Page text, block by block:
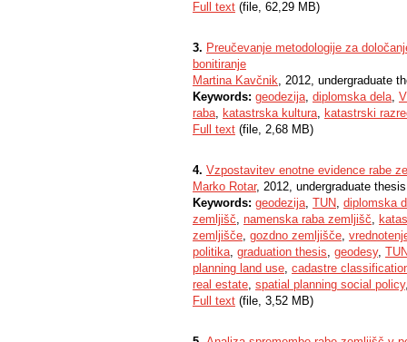
Full text (file, 62,29 MB)
3. Preučevanje metodologije za
bonitiranje
Martina Kavčnik, 2012, undergraduate
Keywords: geodezija, diplomska dela,
raba, katastrska kultura, katastrski
Full text (file, 2,68 MB)
4. Vzpostavitev enotne evidence rabe
Marko Rotar, 2012, undergraduate thesis
Keywords: geodezija, TUN, diplomska
zemljišč, namenska raba zemljišč,
zemljišče, gozdno zemljišče,
politika, graduation thesis, geodesy,
planning land use, cadastre
real estate, spatial planning social policy
Full text (file, 3,52 MB)